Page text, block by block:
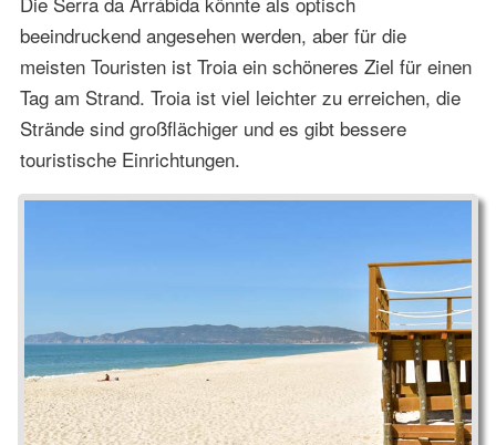
beeindruckend angesehen werden, aber für die
meisten Touristen ist Troia ein schöneres Ziel für einen
Tag am Strand. Troia ist viel leichter zu erreichen, die
Strände sind großflächiger und es gibt bessere
touristische Einrichtungen.